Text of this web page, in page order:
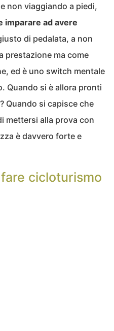
non viaggiando a piedi,
imparare ad avere
di pedalata, a non
prestazione ma come
ed è uno switch mentale
Quando si è allora pronti
Quando si capisce che
mettersi alla prova con
è davvero forte e
cicloturismo